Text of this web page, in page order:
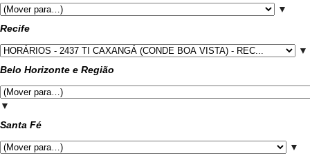
▼
Recife
▼
Belo Horizonte e Região
▼
Santa Fé
▼